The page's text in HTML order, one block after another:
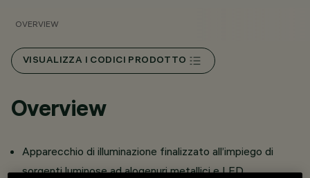
OVERVIEW
VISUALIZZA I CODICI PRODOTTO
Overview
Apparecchio di illuminazione finalizzato all’impiego di
sorgenti luminose ad alogenuri metallici e LED.